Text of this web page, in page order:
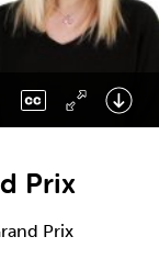
Prix
Prix